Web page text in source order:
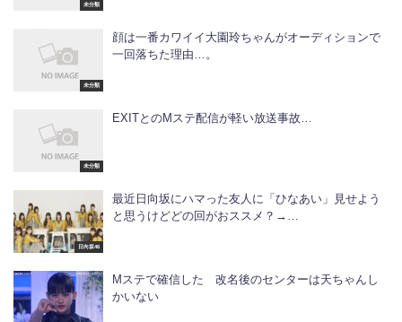
未分類
未分類
顔は一番カワイイ大園玲ちゃんがオーディションで
一回落ちた理由…。
未分類
EXITとのMステ配信が軽い放送事故…
日向坂46
最近日向坂にハマった友人に「ひなあい」見せよう
と思うけどどの回がおススメ？→…
Mステで確信した 改名後のセンターは天ちゃんし
かいない